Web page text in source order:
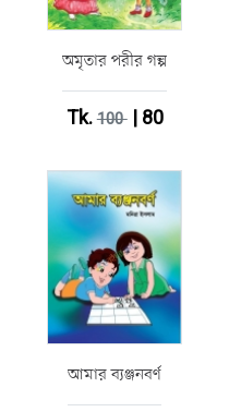
অমৃতার পরীর গল্প
Tk.100| 80
আমার ব্যঞ্জনবর্ণ